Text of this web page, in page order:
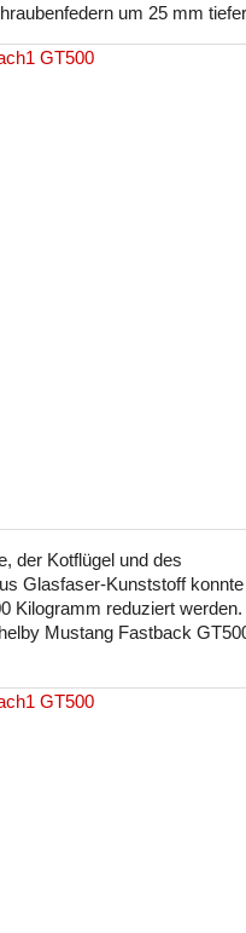
um 25 mm
der Kotflügel und des
Glasfaser-Kunststoff
Kilogramm reduziert werden.
Mustang Fastback